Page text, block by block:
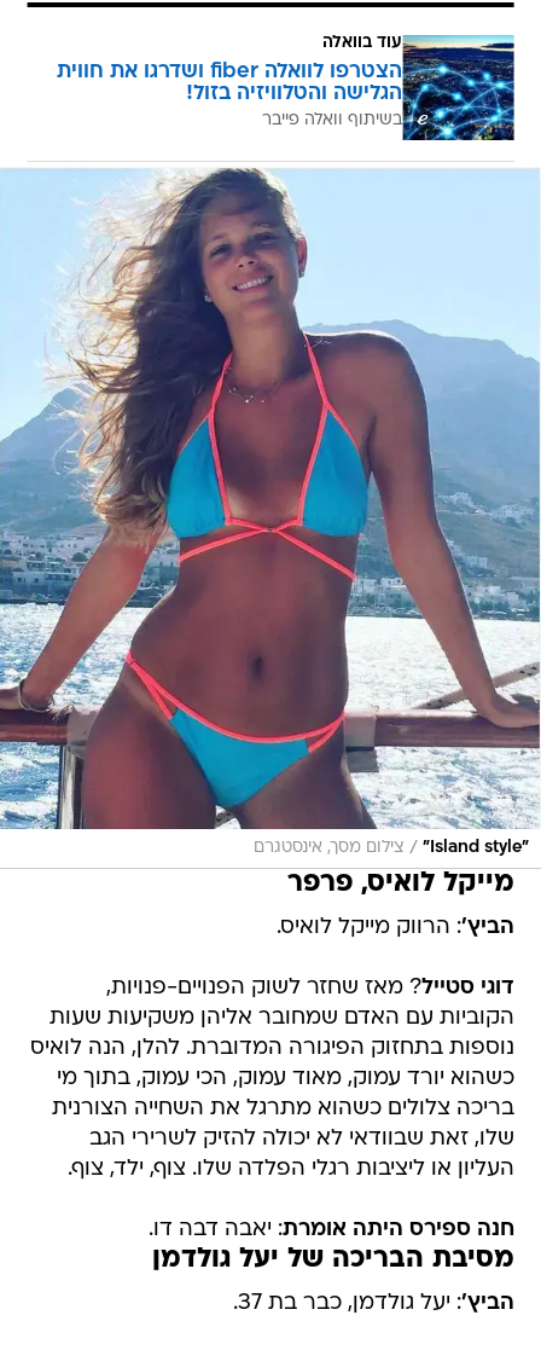
עוד בוואלה
הצטרפו לוואלה fiber ושדרגו את חווית
הגלישה והטלוויזיה בזול!
בשיתוף וואלה פייבר
"Island style"
/ צילום מסך, אינסטגרם
מייקל לואיס, פרפר
הביץ': הרווק מייקל לואיס.
דוגי סטייל? מאז שחזר לשוק הפנויים-פנויות,
הקוביות עם האדם שמחובר אליהן משקיעות שעות
נוספות בתחזוק הפיגורה המדוברת. להלן, הנה לואיס
כשהוא יורד עמוק, מאוד עמוק, הכי עמוק, בתוך מי
בריכה צלולים כשהוא מתרגל את השחייה הצורנית
שלו, זאת שבוודאי לא יכולה להזיק לשרירי הגב
העליון או ליציבות רגלי הפלדה שלו. צוף, ילד, צוף.
חנה ספירס היתה אומרת: יאבה דבה דו.
מסיבת הבריכה של יעל גולדמן
הביץ': יעל גולדמן, כבר בת 37.